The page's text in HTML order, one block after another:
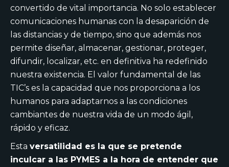
convertido de vital importancia. No solo establecer
comunicaciones humanas con la desaparición de
las distancias y de tiempo, sino que además nos
permite diseñar, almacenar, gestionar, proteger,
difundir, localizar, etc. en definitiva ha redefinido
nuestra existencia. El valor fundamental de las
TIC’s es la capacidad que nos proporciona a los
humanos para adaptarnos a las condiciones
cambiantes de nuestra vida de un modo ágil,
rápido y eficaz.
Esta versatilidad es la que se pretende
inculcar a las PYMES a la hora de entender que